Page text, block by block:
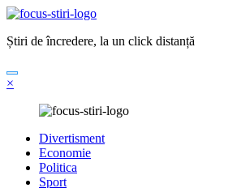
Sari
conținut
Știri de încredere, la un click distanță
×
Divertisment
Economie
Politica
Sport